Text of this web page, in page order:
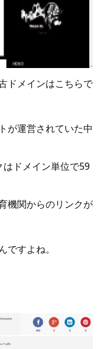
ドメインはこちらで
が運営されていた中
ドメイン単位で59
機関からのリンクが
ですよね。